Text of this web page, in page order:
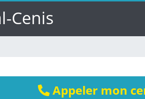
Cenis
Appeler mon